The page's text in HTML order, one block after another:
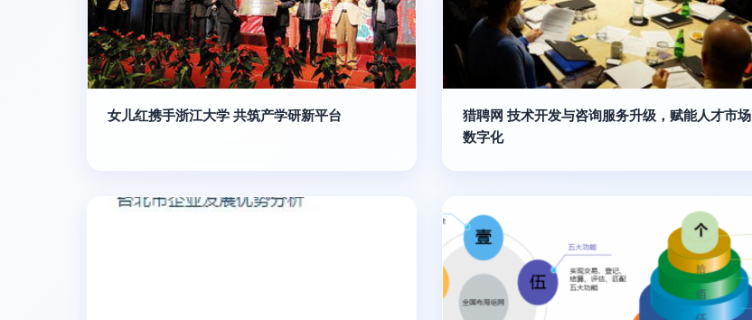
女儿红携手浙江大学 共筑产学研新平台
猎聘网 技术开发与咨询服务升级，赋能人才市场
数字化